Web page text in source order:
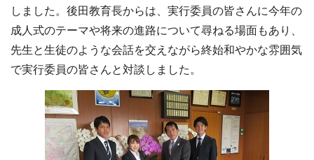
しました。後田教育長からは、実行委員の皆さんに今年の
成人式のテーマや将来の進路について尋ねる場面もあり、
先生と生徒のような会話を交えながら終始和やかな雰囲気
で実行委員の皆さんと対談しました。